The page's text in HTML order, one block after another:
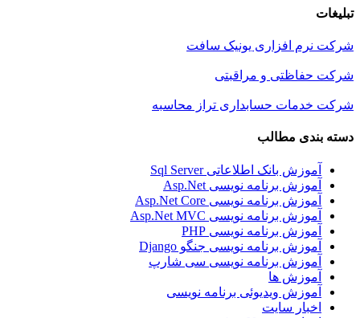
تبلیغات
شرکت نرم افزاری یونیک سافت
شرکت حفاظتی و مراقبتی
شرکت خدمات حسابداری تراز محاسبه
دسته بندی مطالب
آموزش بانک اطلاعاتی Sql Server
آموزش برنامه نویسی Asp.Net
آموزش برنامه نویسی Asp.Net Core
آموزش برنامه نویسی Asp.Net MVC
آموزش برنامه نویسی PHP
آموزش برنامه نویسی جنگو Django
آموزش برنامه نویسی سی شارپ
آموزش ها
آموزش ویدیوئی برنامه نویسی
اخبار سایت